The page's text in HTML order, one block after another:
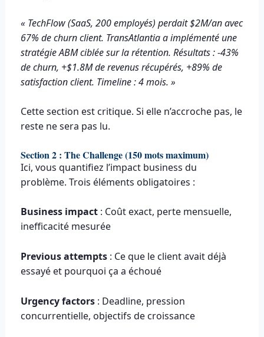
« TechFlow (SaaS, 200 employés) perdait $2M/an avec
67% de churn client. TransAtlantia a implémenté une
stratégie ABM ciblée sur la rétention. Résultats : -43%
de churn, +$1.8M de revenus récupérés, +89% de
satisfaction client. Timeline : 4 mois. »
Cette section est critique. Si elle n’accroche pas, le
reste ne sera pas lu.
Section 2 : The Challenge (150 mots maximum)
Ici, vous quantifiez l’impact business du
problème. Trois éléments obligatoires :
Business impact: Coût exact, perte mensuelle,
inefficacité mesurée
Previous attempts: Ce que le client avait déjà
essayé et pourquoi ça a échoué
Urgency factors: Deadline, pression
concurrentielle, objectifs de croissance